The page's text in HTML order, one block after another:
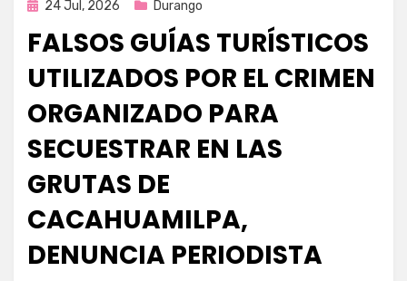
Publicada
24 Jul, 2026 Durango
FALSOS GUÍAS TURÍSTICOS
UTILIZADOS POR EL CRIMEN
ORGANIZADO PARA
SECUESTRAR EN LAS
GRUTAS DE
CACAHUAMILPA,
DENUNCIA PERIODISTA